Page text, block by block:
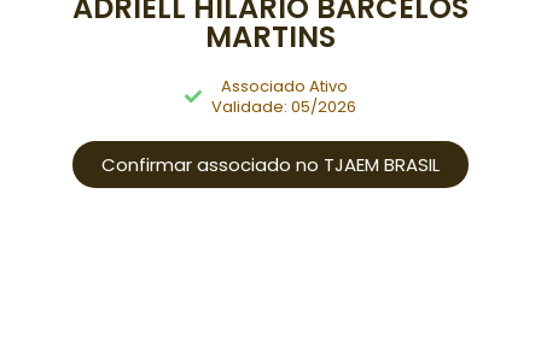
MARTINS
Associado Ativo
Validade: 05/2026
Confirmar associado no TJAEM BRASIL